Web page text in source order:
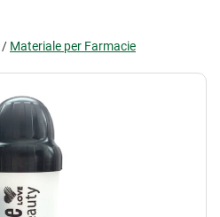
/ Materiale per Farmacie